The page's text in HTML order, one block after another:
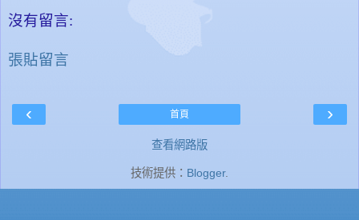
沒有留言:
張貼留言
‹ ›
首頁
查看網路版
技術提供： Blogger.